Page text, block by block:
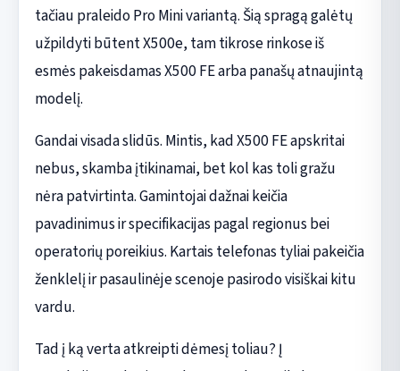
tačiau praleido Pro Mini variantą. Šią spragą galėtų
užpildyti būtent X500e, tam tikrose rinkose iš
esmės pakeisdamas X500 FE arba panašų atnaujintą
modelį.
Gandai visada slidūs. Mintis, kad X500 FE apskritai
nebus, skamba įtikinamai, bet kol kas toli gražu
nėra patvirtinta. Gamintojai dažnai keičia
pavadinimus ir specifikacijas pagal regionus bei
operatorių poreikius. Kartais telefonas tyliai pakeičia
ženklelį ir pasaulinėje scenoje pasirodo visiškai kitu
vardu.
Tad į ką verta atkreipti dėmesį toliau? Į